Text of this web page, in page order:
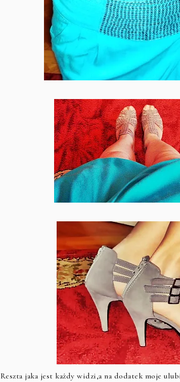
Reszta jaka jest każdy widzi,a na dodatek moje